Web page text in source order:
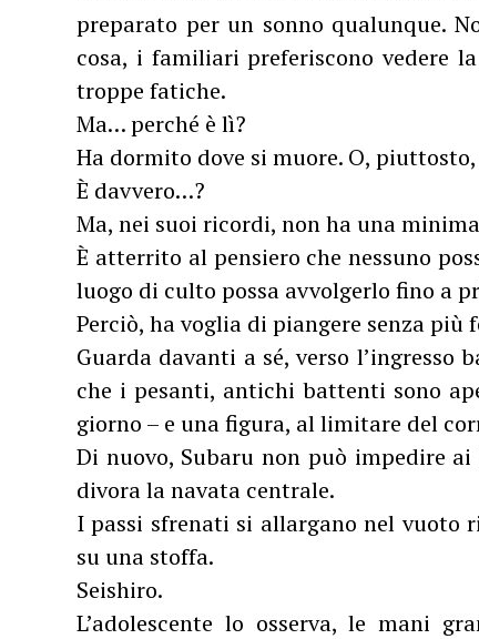
preparato per un sonno qualunque.
cosa, i familiari preferiscono vedere
troppe fatiche.
Ma… perché è lì?
Ha dormito dove si muore. O,
È davvero…?
Ma, nei suoi ricordi, non ha una
È atterrito al pensiero che nessuno
luogo di culto possa avvolgerlo fino a
Perciò, ha voglia di piangere senza più
Guarda davanti a sé, verso
che i pesanti, antichi battenti sono
giorno – e una figura, al limitare del
Di nuovo, Subaru non può impedire
divora la navata centrale.
I passi sfrenati si allargano nel vuoto
su una stoffa.
Seishiro.
L’adolescente lo osserva, le mani